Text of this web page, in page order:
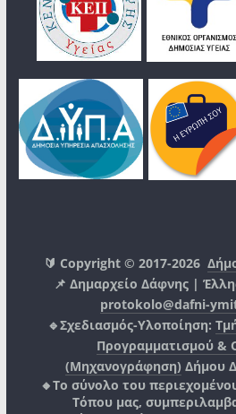
🔰 Copyright © 2017-2026
📌 Δημαρχείο Δάφνης |
protokolo@dafni-
🔹Σχεδιασμός-Υλοποίηση:
Προγραμματισμού &
(Μηχανογράφηση) Δήμου
🔸Το σύνολο του
Τόπου μας,